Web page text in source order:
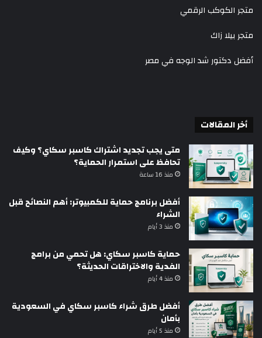
متجر الكوكب الرقمي
متجر بيلا زاك
أفضل دكتور شد الوجه في مصر
أخر المقالات
متى يجب تجديد اشتراك كاسبر سكاي؟ وكيف
تحافظ على استمرار الحماية؟
منذ 16 ساعة
أفضل برنامج حماية للكمبيوتر: أهم النصائح قبل
الشراء
منذ 3 أيام
حماية كاسبر سكاي: هل تحمي من برامج
الفدية والاختراقات الحديثة؟
منذ 4 أيام
أفضل طرق شراء كاسبر سكاي في السعودية
بأمان
منذ 5 أيام